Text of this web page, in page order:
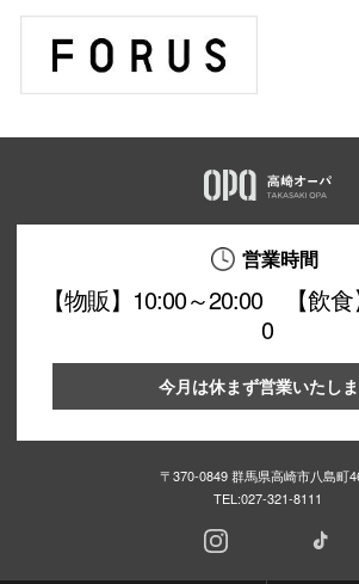
営業時間
【物販】10:00～20:00 【飲
0
今月は休まず営業いたし
〒370-0849 群馬県高崎市八島町
TEL:027-321-8111